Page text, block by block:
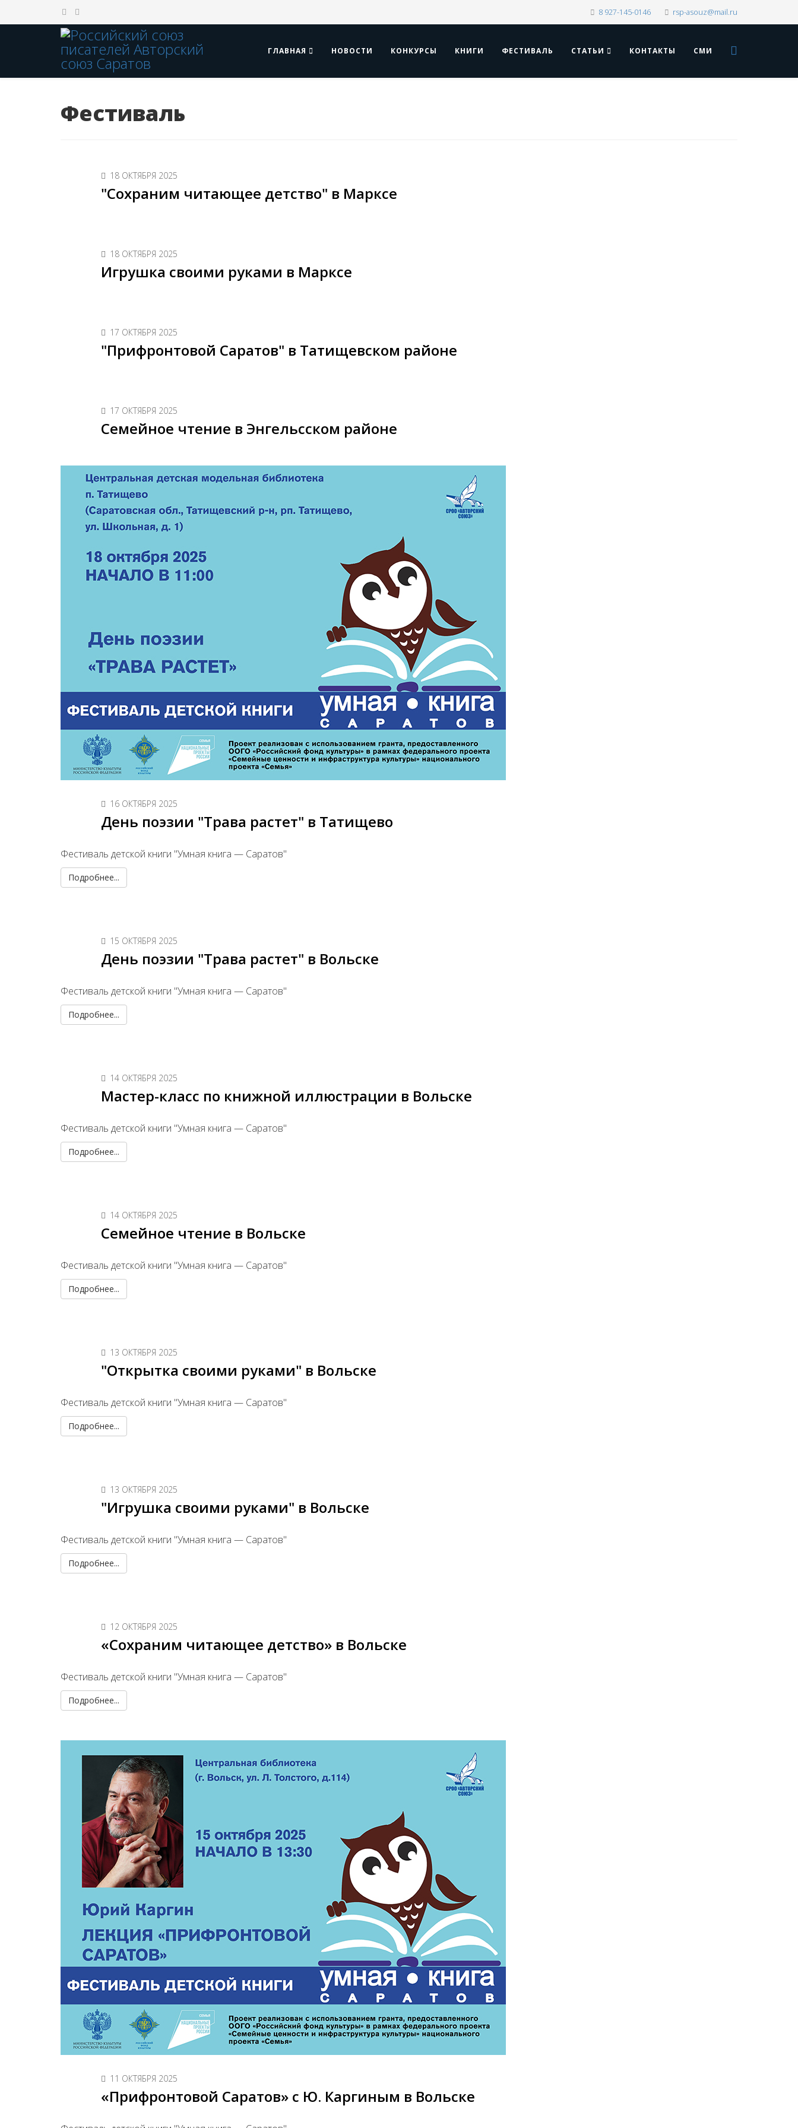
8 927-145-0146 rsp-asouz@mail.ru
ГЛАВНАЯ НОВОСТИ КОНКУРСЫ КНИГИ ФЕСТИВАЛЬ СТАТЬИ КОНТАКТЫ СМИ
Фестиваль
18 ОКТЯБРЯ 2025
"Сохраним читающее детство" в Марксе
18 ОКТЯБРЯ 2025
Игрушка своими руками в Марксе
17 ОКТЯБРЯ 2025
"Прифронтовой Саратов" в Татищевском районе
17 ОКТЯБРЯ 2025
Семейное чтение в Энгельсском районе
16 ОКТЯБРЯ 2025
День поэзии "Трава растет" в Татищево
Фестиваль детской книги "Умная книга — Саратов"
Подробнее...
15 ОКТЯБРЯ 2025
День поэзии "Трава растет" в Вольске
Фестиваль детской книги "Умная книга — Саратов"
Подробнее...
14 ОКТЯБРЯ 2025
Мастер-класс по книжной иллюстрации в Вольске
Фестиваль детской книги "Умная книга — Саратов"
Подробнее...
14 ОКТЯБРЯ 2025
Семейное чтение в Вольске
Фестиваль детской книги "Умная книга — Саратов"
Подробнее...
13 ОКТЯБРЯ 2025
"Открытка своими руками" в Вольске
Фестиваль детской книги "Умная книга — Саратов"
Подробнее...
13 ОКТЯБРЯ 2025
"Игрушка своими руками" в Вольске
Фестиваль детской книги "Умная книга — Саратов"
Подробнее...
12 ОКТЯБРЯ 2025
«Сохраним читающее детство» в Вольске
Фестиваль детской книги "Умная книга — Саратов"
Подробнее...
11 ОКТЯБРЯ 2025
«Прифронтовой Саратов» с Ю. Каргиным в Вольске